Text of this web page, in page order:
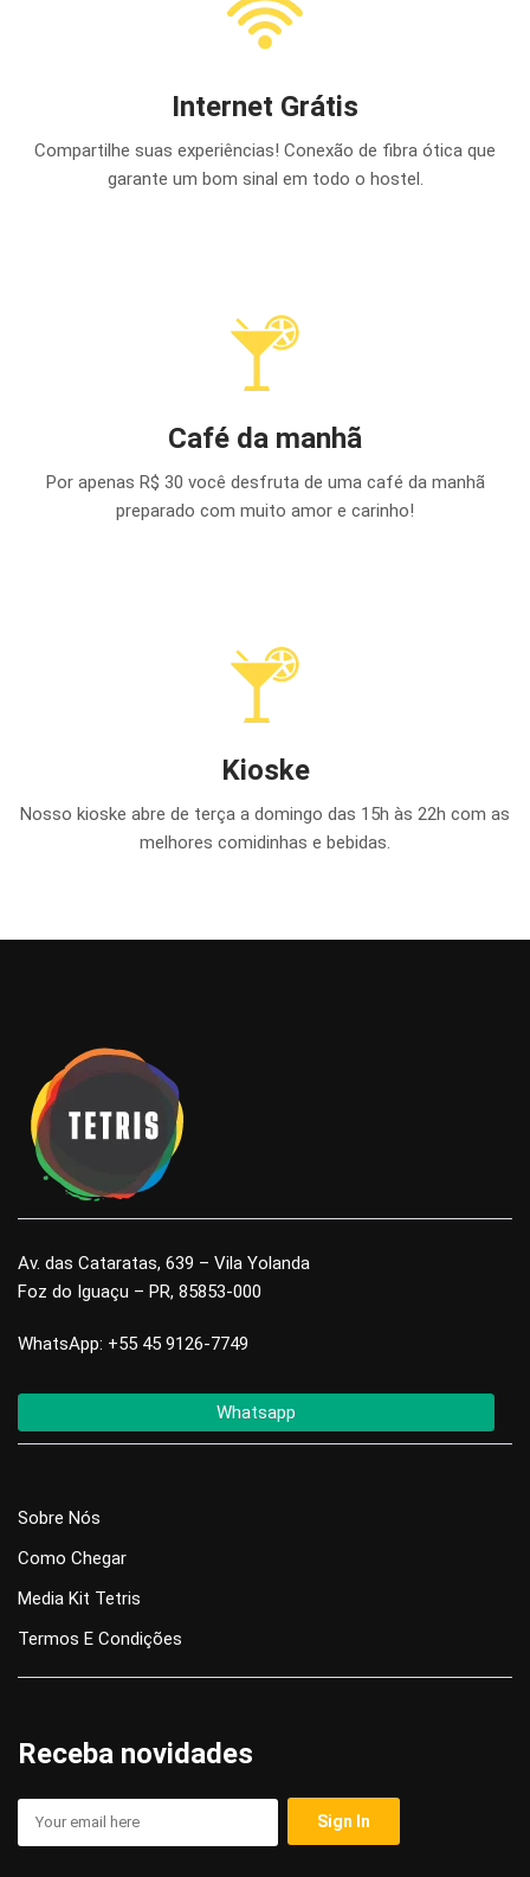
Internet Grátis
Compartilhe suas experiências! Conexão de fibra ótica que
garante um bom sinal em todo o hostel.
Café da manhã
Por apenas R$ 30 você desfruta de uma café da manhã
preparado com muito amor e carinho!
Kioske
Nosso kioske abre de terça a domingo das 15h às 22h com as
melhores comidinhas e bebidas.
Av. das Cataratas, 639 – Vila Yolanda
Foz do Iguaçu – PR, 85853-000
WhatsApp: +55 45 9126-7749
Whatsapp
Sobre Nós
Como Chegar
Media Kit Tetris
Termos E Condições
Receba novidades